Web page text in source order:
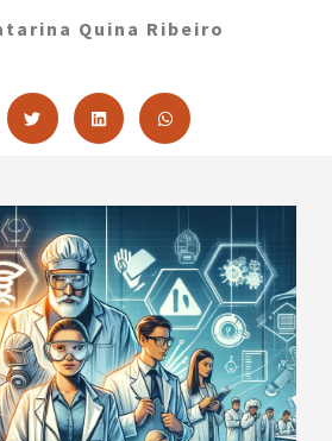
Quina Ribeiro